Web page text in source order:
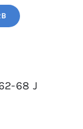
68 J